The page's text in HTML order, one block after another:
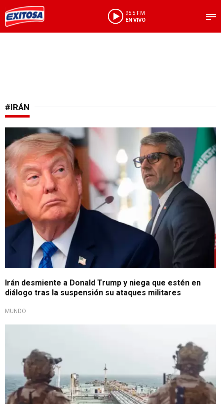
95.5 FM
EN VIVO
#IRÁN
Choque en Medio Oriente
Irán desmiente a Donald Trump y niega que estén en
diálogo tras la suspensión su ataques militares
MUNDO